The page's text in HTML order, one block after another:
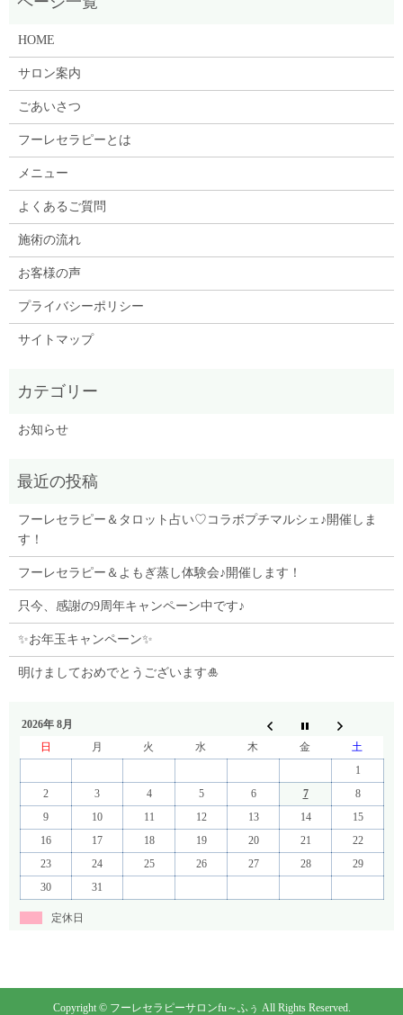
HOME
サロン案内
ごあいさつ
フーレセラピーとは
メニュー
よくあるご質問
施術の流れ
お客様の声
プライバシーポリシー
サイトマップ
お知らせ
フーレセラピー＆タロット占い♡コラボプチマルシェ♪開催しま
す！
フーレセラピー＆よもぎ蒸し体験会♪開催します！
只今、感謝の9周年キャンペーン中です♪
✨お年玉キャンペーン✨
明けましておめでとうございます🎍
2026年 8月
日
月 火 水 木 金
土
1
2
3 4 5 6 7
8
9
10 11 12 13 14
15
16
17 18 19 20 21
22
23
24 25 26 27 28
29
30
31
定休日
Copyright © フーレセラピーサロンfu～ふぅ All Rights Reserved.